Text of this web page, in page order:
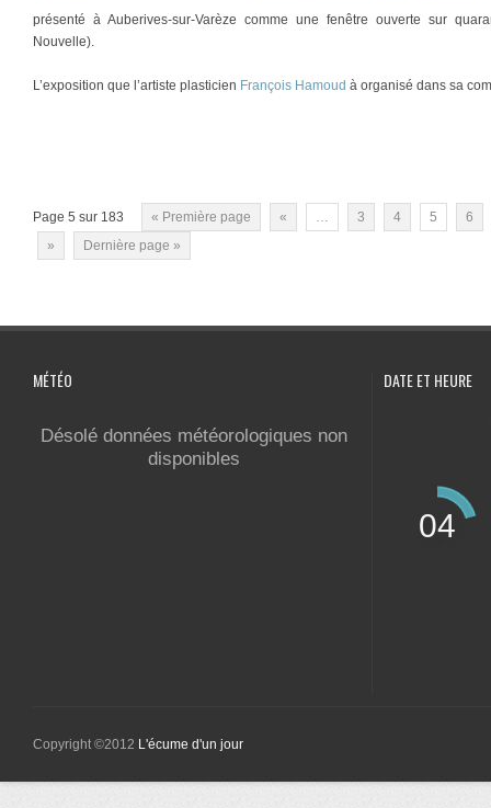
présenté à Auberives-sur-Varèze comme une fenêtre ouverte sur
Nouvelle).
L’exposition que l’artiste plasticien François Hamoud à organisé dans sa
Page 5 sur 183 « Première page « 3 4 5
6
»
Dernière page »
MÉTÉO
Désolé données météorologiques non
disponibles
DATE ET HEURE
04
Copyright ©2012 L'écume d'un jour